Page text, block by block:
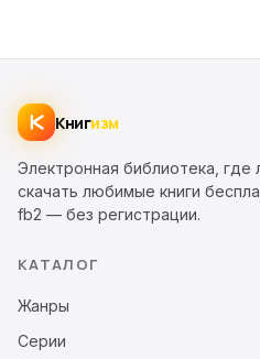
Книгизм
Электронная библиотека,
скачать любимые книги
fb2 — без регистрации.
КАТАЛОГ
Жанры
Серии